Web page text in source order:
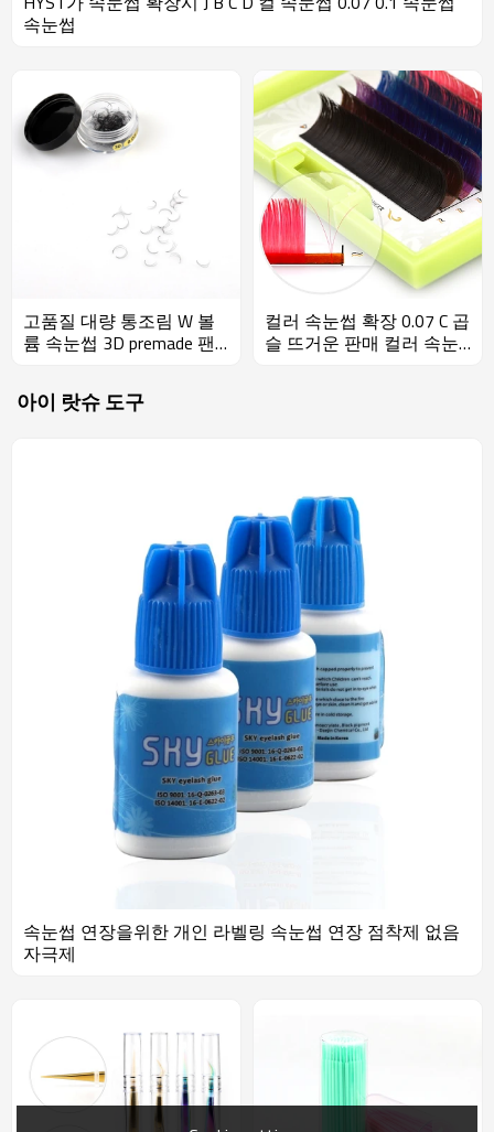
속눈썹
고품질 대량 통조림 W 볼
륨 속눈썹 3D premade 팬
컬러 속눈썹 확장 0.07 C 곱
슬 뜨거운 판매 컬러 속눈
아이 랏슈 도구
속눈썹 연장을위한 개인 라벨링 속눈썹 연장 점착제 없음
자극제